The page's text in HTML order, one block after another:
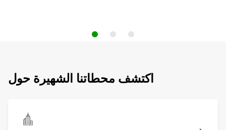
اكتشف محطاتنا الشهيرة حول